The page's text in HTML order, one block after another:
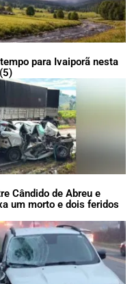
para Ivaiporã nesta
Cândido de Abreu e
um morto e dois feridos